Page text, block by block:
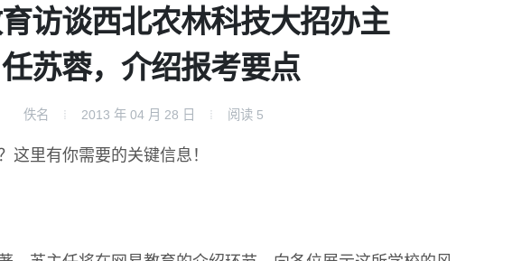
访谈西北农林科技大招办主
任苏蓉，介绍报考要点
佚名 2013 年 04 月 28 日 阅读 5
这里有你需要的关键信息！